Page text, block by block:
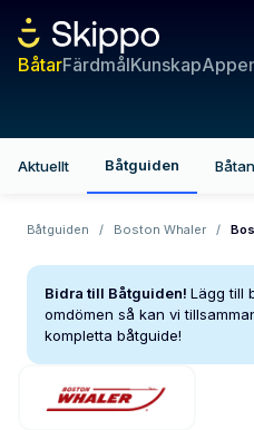
BåtarFärdmålKunskap
Aktuellt Båtguiden
Båtguiden / Boston Whaler /
Bidra till Båtguiden! Lägg till
omdömen så kan vi
kompletta båtguide!